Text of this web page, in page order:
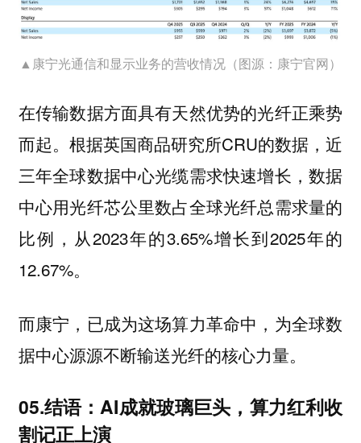
▲康宁光通信和显示业务的营收情况（图源：康宁官网）
在传输数据方面具有天然优势的光纤正乘势
而起。根据英国商品研究所CRU的数据，近
三年全球数据中心光缆需求快速增长，数据
中心用光纤芯公里数占全球光纤总需求量的
比例，从2023年的3.65%增长到2025年的
12.67%。
而康宁，已成为这场算力革命中，为全球数
据中心源源不断输送光纤的核心力量。
05.结语：AI成就玻璃巨头，算力红利收
割记正上演